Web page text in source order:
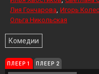
Лия Гончарова Игорь
Ольга Никольская
Комедии
ПЛЕЕР 1 ПЛЕЕР 2